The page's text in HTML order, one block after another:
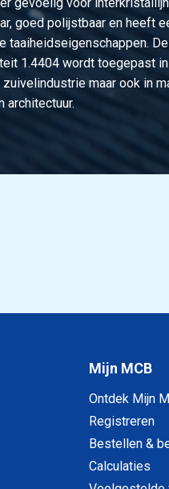
goed polijstbaar en heeft
taaiheidseigenschappen.
1.4404 wordt toegepast
maar ook in
architectuur.
Mijn MCB
Ontdek Mijn
Registreren
Bestellen &
Calculaties